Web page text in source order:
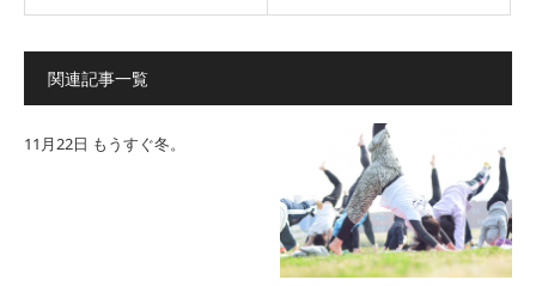
関連記事一覧
11月22日 もうすぐ冬。